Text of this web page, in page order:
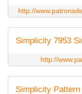
http://
http://